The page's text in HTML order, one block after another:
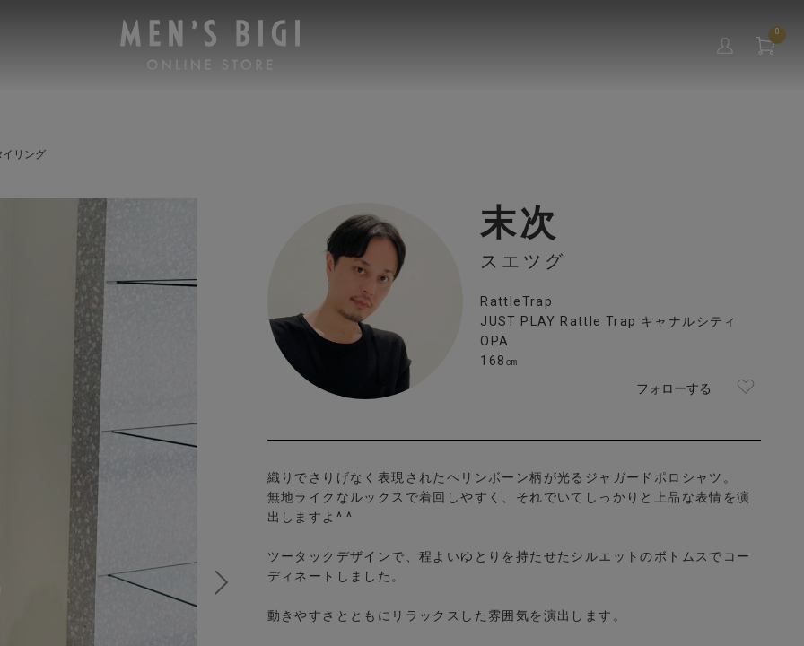
0
リング
末次
スエツグ
RattleTrap
JUST PLAY Rattle Trap キャナルシティ
OPA
168㎝
フォローする
織りでさりげなく表現されたヘリンボーン柄が光るジャガードポロシャツ。
無地ライクなルックスで着回しやすく、それでいてしっかりと上品な表情を演
出しますよ^ ^
ツータックデザインで、程よいゆとりを持たせたシルエットのボトムスでコー
ディネートしました。
動きやすさとともにリラックスした雰囲気を演出します。